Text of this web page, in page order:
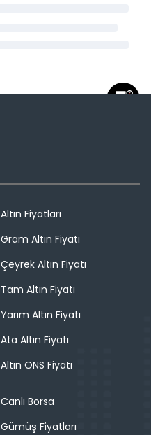
Altın Fiyatları
Gram Altın Fiyatı
Çeyrek Altın Fiyatı
Tam Altın Fiyatı
Yarım Altın Fiyatı
Ata Altın Fiyatı
Altın ONS Fiyatı
Canlı Borsa
Gümüş Fiyatları